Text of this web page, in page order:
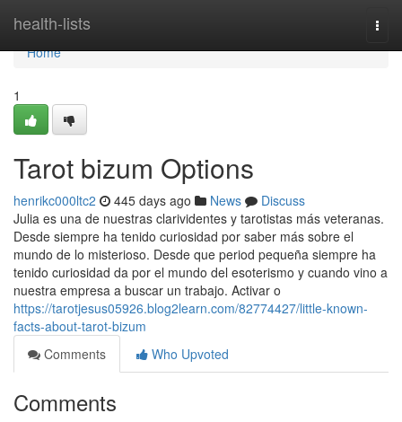
health-lists
Home
Home
1
Tarot bizum Options
henrikc000ltc2 445 days ago News
Discuss
Julia es una de nuestras clarividentes y tarotistas más veteranas.
Desde siempre ha tenido curiosidad por saber más sobre el
mundo de lo misterioso. Desde que period pequeña siempre ha
tenido curiosidad da por el mundo del esoterismo y cuando vino a
nuestra empresa a buscar un trabajo. Activar o
https://tarotjesus05926.blog2learn.com/82774427/little-known-
facts-about-tarot-bizum
Comments
Who Upvoted
Comments